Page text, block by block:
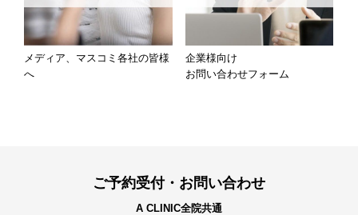
メディア、マスコミ各社の皆様
へ
企業様向け
お問い合わせフォーム
ご予約受付・お問い合わせ
A CLINIC全院共通